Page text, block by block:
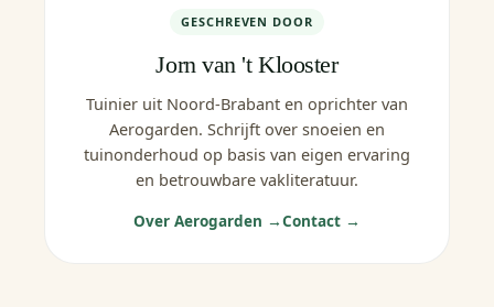
GESCHREVEN DOOR
Jorn van 't Klooster
Tuinier uit Noord-Brabant en oprichter van
Aerogarden. Schrijft over snoeien en
tuinonderhoud op basis van eigen ervaring
en betrouwbare vakliteratuur.
Over Aerogarden →Contact →